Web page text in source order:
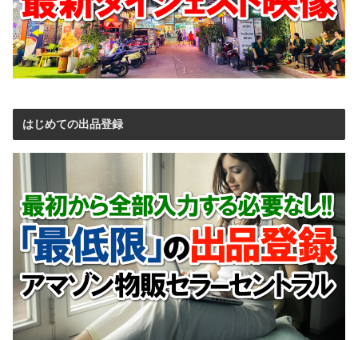
はじめての出品登録